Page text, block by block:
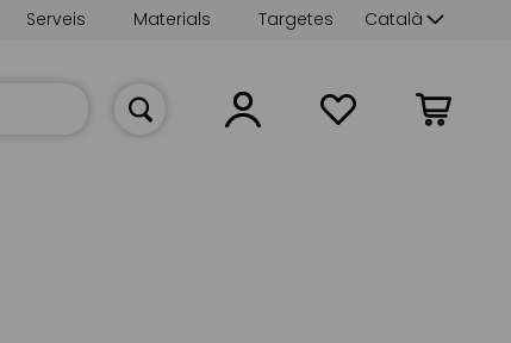
Language
Català
Targetes
Materials
Serveis
La meva